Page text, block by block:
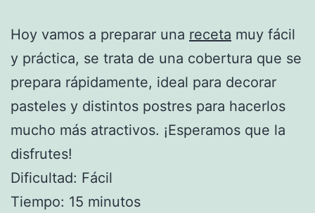
Hoy vamos a preparar una receta muy fácil
y práctica, se trata de una cobertura que se
prepara rápidamente, ideal para decorar
pasteles y distintos postres para hacerlos
mucho más atractivos. ¡Esperamos que la
disfrutes!
Dificultad: Fácil
Tiempo: 15 minutos